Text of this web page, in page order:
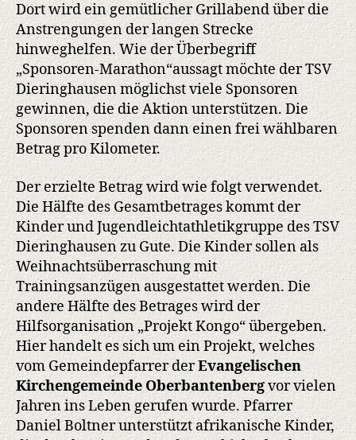
Dort wird ein gemütlicher Grillabend über die
Anstrengungen der langen Strecke
hinweghelfen. Wie der Überbegriff
„Sponsoren-Marathon“aussagt möchte der TSV
Dieringhausen möglichst viele Sponsoren
gewinnen, die die Aktion unterstützen. Die
Sponsoren spenden dann einen frei wählbaren
Betrag pro Kilometer.
Der erzielte Betrag wird wie folgt verwendet.
Die Hälfte des Gesamtbetrages kommt der
Kinder und Jugendleichtathletikgruppe des TSV
Dieringhausen zu Gute. Die Kinder sollen als
Weihnachtsüberraschung mit
Trainingsanzügen ausgestattet werden. Die
andere Hälfte des Betrages wird der
Hilfsorganisation „Projekt Kongo“ übergeben.
Hier handelt es sich um ein Projekt, welches
vom Gemeindepfarrer derEvangelischen
Kirchengemeinde Oberbantenbergvor vielen
Jahren ins Leben gerufen wurde. Pfarrer
Daniel Boltner unterstützt afrikanische Kinder,